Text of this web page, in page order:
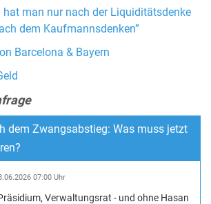
hat man nur nach der Liquiditätsdenke
dem Kaufmannsdenken”
Barcelona & Bayern
dem Zwangsabstieg: Was muss jetzt
07:00 Uhr
Verwaltungsrat - und ohne Hasan